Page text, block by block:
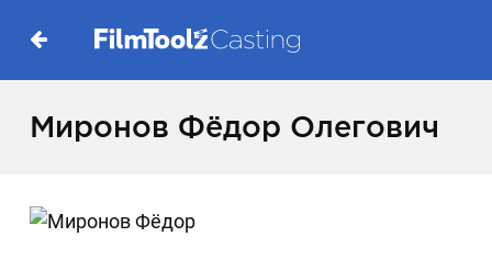
Миронов Фёдор Олегович